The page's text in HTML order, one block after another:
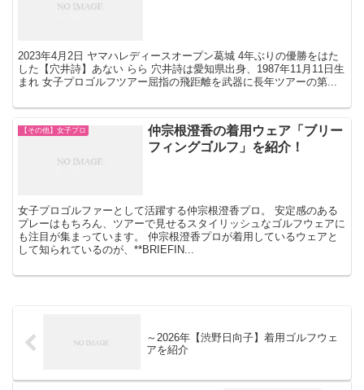
2023年4月2日 ヤマハレディースオープン葛城 4年ぶりの優勝をはた
した【穴井詩】あない らら 穴井詩は愛知県出身、1987年11月11日生
まれ 女子プロゴルフツアー屈指の飛距離を武器に長年ツアーの第...
【その他】女子プロ
仲宗根澄香の着用ウェア「ブリー
フィングゴルフ」を紹介！
女子プロゴルファーとして活躍する仲宗根澄香プロ。 安定感のある
プレーはもちろん、ツアーで見せるスタイリッシュなゴルフウェアに
も注目が集まっています。 仲宗根澄香プロが着用しているウェアと
して知られているのが、**BRIEFIN...
～2026年【渋野日向子】着用ゴルフウェ
アを紹介